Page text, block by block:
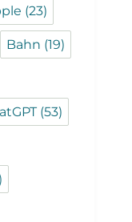
(23)
Bahn (19)
(53)